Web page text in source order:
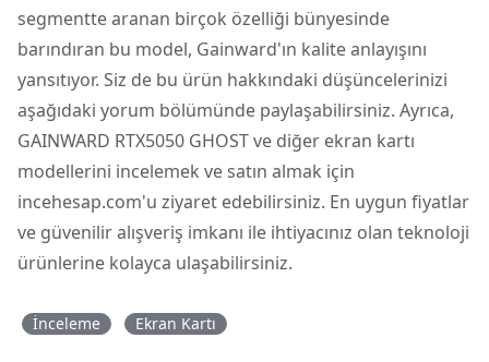
segmentte aranan birçok özelliği bünyesinde
barındıran bu model, Gainward'ın kalite anlayışını
yansıtıyor. Siz de bu ürün hakkındaki düşüncelerinizi
aşağıdaki yorum bölümünde paylaşabilirsiniz. Ayrıca,
GAINWARD RTX5050 GHOST ve diğer ekran kartı
modellerini incelemek ve satın almak için
incehesap.com'u ziyaret edebilirsiniz. En uygun fiyatlar
ve güvenilir alışveriş imkanı ile ihtiyacınız olan teknoloji
ürünlerine kolayca ulaşabilirsiniz.
İnceleme Ekran Kartı